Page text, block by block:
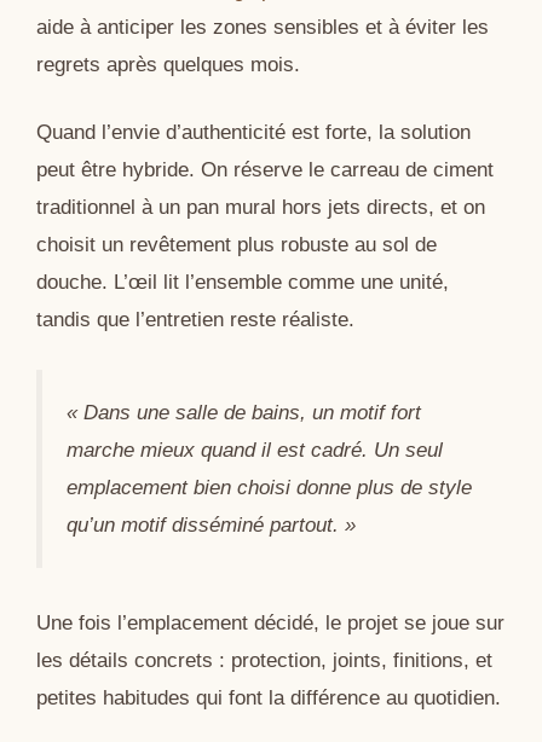
aide à anticiper les zones sensibles et à éviter les
regrets après quelques mois.
Quand l’envie d’authenticité est forte, la solution
peut être hybride. On réserve le carreau de ciment
traditionnel à un pan mural hors jets directs, et on
choisit un revêtement plus robuste au sol de
douche. L’œil lit l’ensemble comme une unité,
tandis que l’entretien reste réaliste.
« Dans une salle de bains, un motif fort
marche mieux quand il est cadré. Un seul
emplacement bien choisi donne plus de style
qu’un motif disséminé partout. »
Une fois l’emplacement décidé, le projet se joue sur
les détails concrets : protection, joints, finitions, et
petites habitudes qui font la différence au quotidien.